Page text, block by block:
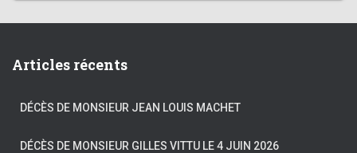
Articles récents
DÉCÈS DE MONSIEUR JEAN LOUIS MACHET
DÉCÈS DE MONSIEUR GILLES VITTU LE 4 JUIN 2026